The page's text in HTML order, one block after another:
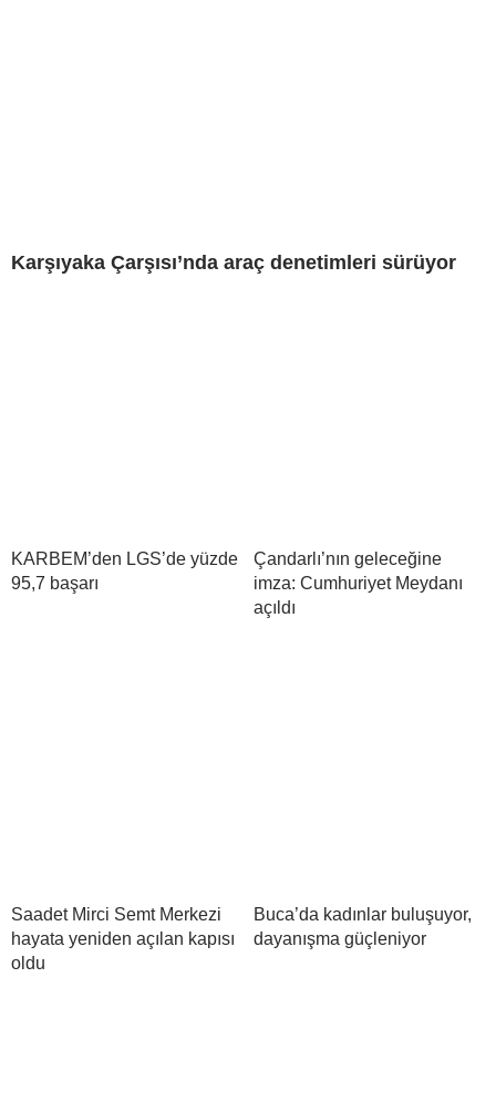
Karşıyaka Çarşısı’nda araç denetimleri sürüyor
KARBEM’den LGS’de yüzde
95,7 başarı
Çandarlı’nın geleceğine
imza: Cumhuriyet Meydanı
açıldı
Saadet Mirci Semt Merkezi
hayata yeniden açılan kapısı
oldu
Buca’da kadınlar buluşuyor,
dayanışma güçleniyor